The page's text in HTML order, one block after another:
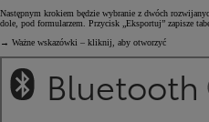
Następnym krokiem będzie wybranie z dwóch
dole, pod formularzem. Przycisk „Eksportuj” zapisze
→ Ważne wskazówki – kliknij, aby otworzyć